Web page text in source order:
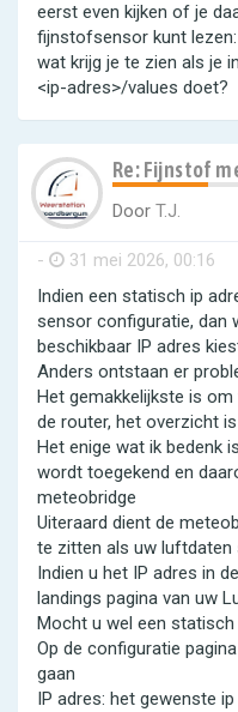
eerst even kijken of je
fijnstofsensor kunt lezen:
wat krijg je te zien als je
<ip-adres>/values doet?
Re: Fijnstof
Door T.J.
- 31 mei 2026, 00:16
Indien een statisch ip
sensor configuratie, dan
beschikbaar IP adres
Anders ontstaan er
Het gemakkelijkste is
de router, het overzicht
Het enige wat ik bedenk
wordt toegekend en
meteobridge
Uiteraard dient de
te zitten als uw luftdaten
Indien u het IP adres in
landings pagina van uw
Mocht u wel een statisch
Op de configuratie
gaan
IP adres: het gewenste